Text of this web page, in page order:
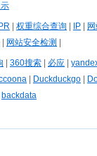
PR 权重综合查询 IP
网站安全检测
360搜索 必应
Duckduckgo
backdata